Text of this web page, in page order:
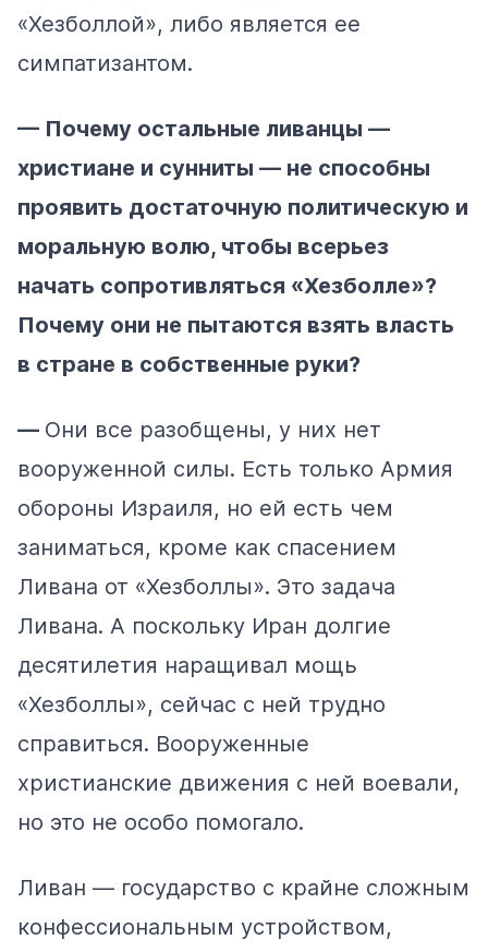
«Хезболлой», либо является ее
симпатизантом.
— Почему остальные ливанцы —
христиане и сунниты — не способны
проявить достаточную политическую и
моральную волю, чтобы всерьез
начать сопротивляться «Хезболле»?
Почему они не пытаются взять власть
в стране в собственные руки?
— Они все разобщены, у них нет
вооруженной силы. Есть только Армия
обороны Израиля, но ей есть чем
заниматься, кроме как спасением
Ливана от «Хезболлы». Это задача
Ливана. А поскольку Иран долгие
десятилетия наращивал мощь
«Хезболлы», сейчас с ней трудно
справиться. Вооруженные
христианские движения с ней воевали,
но это не особо помогало.
Ливан — государство с крайне сложным
конфессиональным устройством,